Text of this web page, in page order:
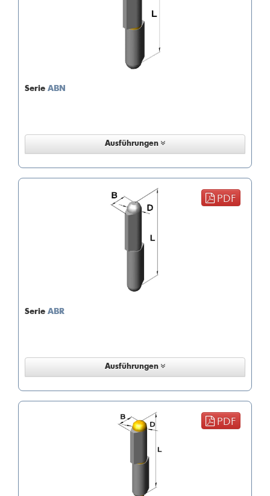
Serie ABN
Ausführungen
PDF
Serie ABR
Ausführungen
PDF